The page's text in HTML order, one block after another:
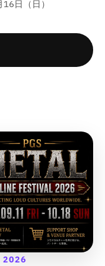
量
増
す
;
日（日）
2026